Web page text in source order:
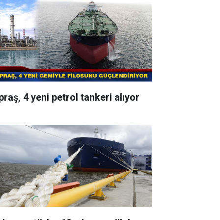
4 yeni petrol tankeri alıyor